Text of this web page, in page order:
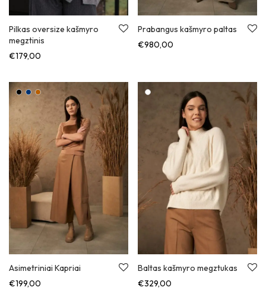
Pilkas oversize kašmyro
megztinis
€179,00
Prabangus kašmyro paltas
€980,00
Asimetriniai Kapriai
€199,00
Baltas kašmyro megztukas
€329,00